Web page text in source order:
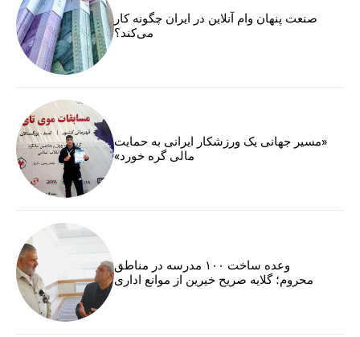
صنعت پنهان وام آنلاین در ایران چگونه کار
می‌کند؟
«مسیر جهانی یک ورزشکار ایرانی به حمایت
مالی گره خورد»
وعده ساخت ۱۰۰ مدرسه در مناطق
محروم؛ گلایه صریح خیرین از موانع اداری